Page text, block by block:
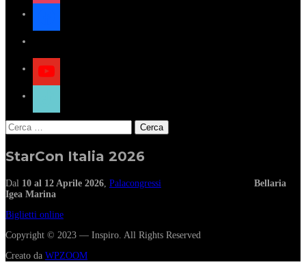
facebook
x
youtube
tiktok
Ricerca
per:
StarCon Italia 2026
Dal 10 al 12 Aprile 2026 Palacongressi
Bellaria
Igea Marina
Biglietti online
Copyright © 2023 — Inspiro. All Rights Reserved
Creato da WPZOOM